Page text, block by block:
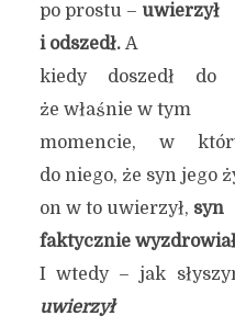
po prostu – uwierzył
i odszedł. A
kiedy doszedł do
że właśnie w tym
momencie, w
do niego, że syn jego
on w to uwierzył, syn
faktycznie
I wtedy – jak
uwierzył